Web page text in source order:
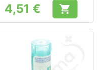
Prix
4,51 € 